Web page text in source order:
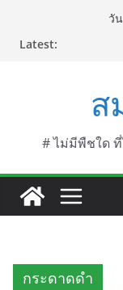
วั
Latest:
ส
# ไม่มีพืชใด
กระดาดดำ